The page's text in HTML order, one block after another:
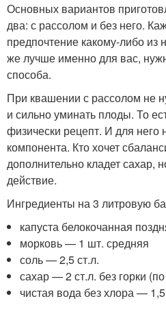
Основных вариантов
два: с рассолом и без него.
предпочтение какому-либо из
же лучше именно для вас,
способа.
При квашении с рассолом не
и сильно уминать плоды. То
физически рецепт. И для
компонента. Кто хочет
дополнительно кладет сахар,
действие.
Ингредиенты на 3 литровую
капуста белокочанная
морковь — 1 шт. средняя
соль — 2,5 ст.л.
сахар — 2 ст.л. без горки
чистая вода без хлора —